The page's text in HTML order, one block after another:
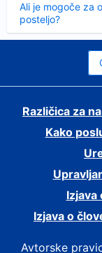
Ali je mogoče za
posteljo?
Različica za
Kako
Izjava
Izjava o
Avtorske